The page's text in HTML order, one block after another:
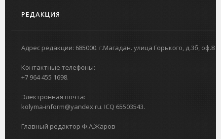
РЕДАКЦИЯ
Адрес редакции: 685000. г.Магадан. улица Горького, д.3б, оф.8
Контактные телефоны:
+7 964 455 1698.
Электронная почта:
kolyma-inform@yandex.ru. ICQ 65503543.
Главный редактор Ф.А.Жаров